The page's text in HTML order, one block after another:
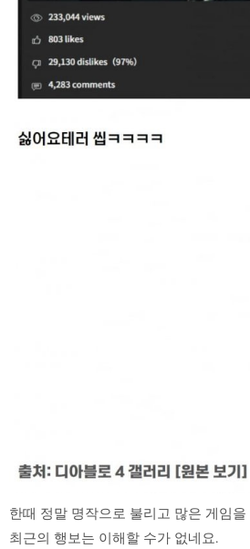
한때 정말 명작으로 불리고 많은 게임
최근의 행보는 이해할 수가 없네요.